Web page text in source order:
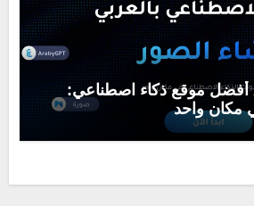
موقع Araby Ai أفضل موقع ذكاء اصطناعي: